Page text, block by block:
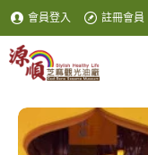
會員登入 註冊會員